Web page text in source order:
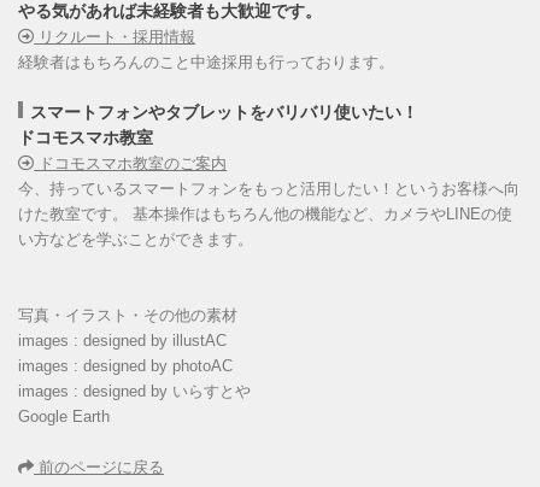
やる気があれば未経験者も大歓迎です。
リクルート・採用情報
経験者はもちろんのこと中途採用も行っております。
スマートフォンやタブレットをバリバリ使いたい！
ドコモスマホ教室
ドコモスマホ教室のご案内
今、持っているスマートフォンをもっと活用したい！というお客様へ向
けた教室です。 基本操作はもちろん他の機能など、カメラやLINEの使
い方などを学ぶことができます。
写真・イラスト・その他の素材
images : designed by illustAC
images : designed by photoAC
images : designed by いらすとや
Google Earth
前のページに戻る